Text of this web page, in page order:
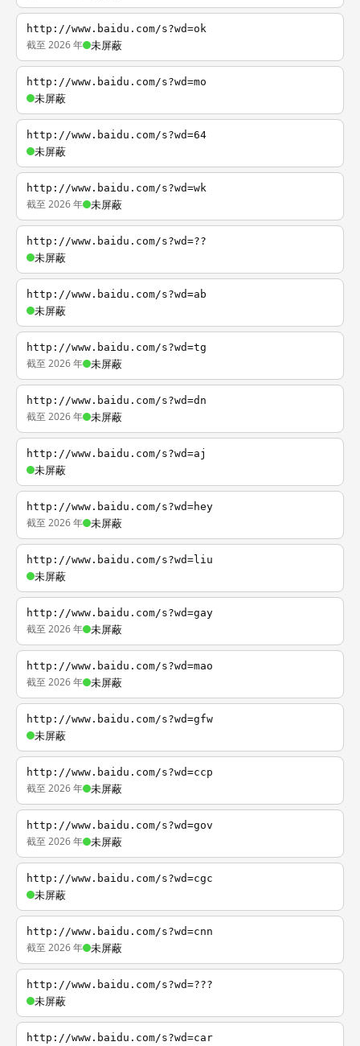
http://www.baidu.com/s?wd=ok
截至 2026 年 未屏蔽
http://www.baidu.com/s?wd=mo
未屏蔽
http://www.baidu.com/s?wd=64
未屏蔽
http://www.baidu.com/s?wd=wk
截至 2026 年 未屏蔽
http://www.baidu.com/s?wd=??
未屏蔽
http://www.baidu.com/s?wd=ab
未屏蔽
http://www.baidu.com/s?wd=tg
截至 2026 年 未屏蔽
http://www.baidu.com/s?wd=dn
截至 2026 年 未屏蔽
http://www.baidu.com/s?wd=aj
未屏蔽
http://www.baidu.com/s?wd=hey
截至 2026 年 未屏蔽
http://www.baidu.com/s?wd=liu
未屏蔽
http://www.baidu.com/s?wd=gay
截至 2026 年 未屏蔽
http://www.baidu.com/s?wd=mao
截至 2026 年 未屏蔽
http://www.baidu.com/s?wd=gfw
未屏蔽
http://www.baidu.com/s?wd=ccp
截至 2026 年 未屏蔽
http://www.baidu.com/s?wd=gov
截至 2026 年 未屏蔽
http://www.baidu.com/s?wd=cgc
未屏蔽
http://www.baidu.com/s?wd=cnn
截至 2026 年 未屏蔽
http://www.baidu.com/s?wd=???
未屏蔽
http://www.baidu.com/s?wd=car